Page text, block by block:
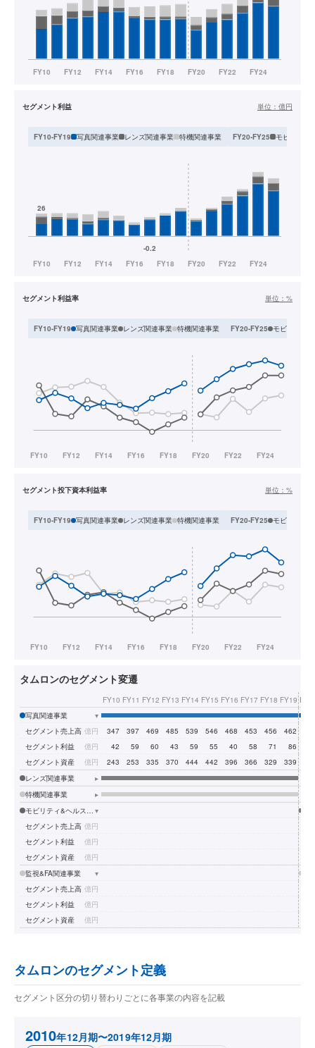
セグメント利益 単位： 億円
FY10-FY19 写真関連事業 レンズ関連事業 特機関連事業 FY20-FY25 モビリティ
セグメント利益率 単位： %
FY10-FY19 写真関連事業 レンズ関連事業 特機関連事業 FY20-FY25 モビリティ
セグメント投下資本利益率 単位： %
FY10-FY19 写真関連事業 レンズ関連事業 特機関連事業 FY20-FY25 モビリティ
タムロンのセグメント変遷
FY10 FY11 FY12 FY13 FY14 FY15 FY16 FY17 FY18 FY19
写真関連事業
▾
セグメント売上高 億円 347 397 469 485 539 546 468 453 456 462
セグメント利益
億円 42 59 60 43 59 55 40 58 71 86
セグメント資産
億円 243 253 335 370 444 442 396 366 329 339
レンズ関連事業
▸
特機関連事業
▸
▾
セグメント売上高 億円
セグメント利益
億円
セグメント資産
億円
監視&FA関連事業
▾
セグメント売上高 億円
セグメント利益
億円
セグメント資産
億円
タムロンのセグメント定義
セグメント区分の切り替わりごとに各事業の内容を記載
2010年12月期〜2019年12月期